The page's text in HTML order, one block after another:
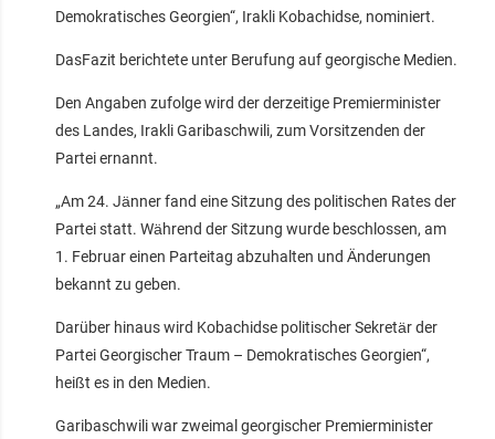
Demokratisches Georgien“, Irakli Kobachidse, nominiert.
DasFazit berichtete unter Berufung auf georgische Medien.
Den Angaben zufolge wird der derzeitige Premierminister
des Landes, Irakli Garibaschwili, zum Vorsitzenden der
Partei ernannt.
„Am 24. Jänner fand eine Sitzung des politischen Rates der
Partei statt. Während der Sitzung wurde beschlossen, am
1. Februar einen Parteitag abzuhalten und Änderungen
bekannt zu geben.
Darüber hinaus wird Kobachidse politischer Sekretär der
Partei Georgischer Traum – Demokratisches Georgien“,
heißt es in den Medien.
Garibaschwili war zweimal georgischer Premierminister